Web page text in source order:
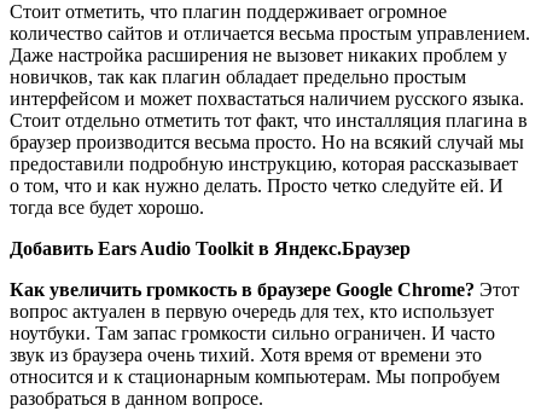
Стоит отметить, что плагин поддерживает огромное
количество сайтов и отличается весьма простым управлением.
Даже настройка расширения не вызовет никаких проблем у
новичков, так как плагин обладает предельно простым
интерфейсом и может похвастаться наличием русского языка.
Стоит отдельно отметить тот факт, что инсталляция плагина в
браузер производится весьма просто. Но на всякий случай мы
предоставили подробную инструкцию, которая рассказывает
о том, что и как нужно делать. Просто четко следуйте ей. И
тогда все будет хорошо.
Добавить Ears Audio Toolkit в Яндекс.Браузер
Как увеличить громкость в браузере Google Chrome? Этот
вопрос актуален в первую очередь для тех, кто использует
ноутбуки. Там запас громкости сильно ограничен. И часто
звук из браузера очень тихий. Хотя время от времени это
относится и к стационарным компьютерам. Мы попробуем
разобраться в данном вопросе.